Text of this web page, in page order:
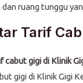
ruang tunggu
Tarif
cabut gigi di Klinik
gigi di Klinik Gigi